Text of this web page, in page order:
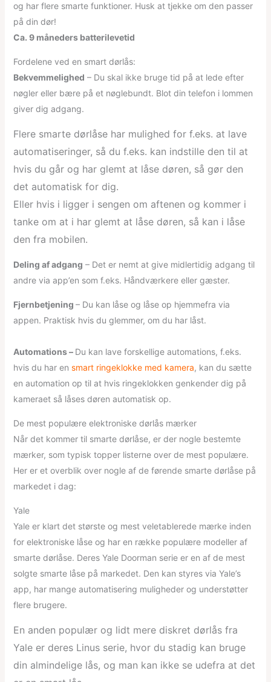
og har flere smarte funktioner. Husk at tjekke om den passer
på din dør!
Ca. 9 måneders batterilevetid
Fordelene ved en smart dørlås:
Bekvemmelighed – Du skal ikke bruge tid på at lede efter
nøgler eller bære på et nøglebundt. Blot din telefon i lommen
giver dig adgang.
Flere smarte dørlåse har mulighed for f.eks. at lave
automatiseringer, så du f.eks. kan indstille den til at
hvis du går og har glemt at låse døren, så gør den
det automatisk for dig.
Eller hvis i ligger i sengen om aftenen og kommer i
tanke om at i har glemt at låse døren, så kan i låse
den fra mobilen.
Deling af adgang – Det er nemt at give midlertidig adgang til
andre via app’en som f.eks. Håndværkere eller gæster.
Fjernbetjening – Du kan låse og låse op hjemmefra via
appen. Praktisk hvis du glemmer, om du har låst.
Automations – Du kan lave forskellige automations, f.eks.
hvis du har en smart ringeklokke med kamera, kan du sætte
en automation op til at hvis ringeklokken genkender dig på
kameraet så låses døren automatisk op.
De mest populære elektroniske dørlås mærker
Når det kommer til smarte dørlåse, er der nogle bestemte
mærker, som typisk topper listerne over de mest populære.
Her er et overblik over nogle af de førende smarte dørlåse på
markedet i dag:
Yale
Yale er klart det største og mest veletablerede mærke inden
for elektroniske låse og har en række populære modeller af
smarte dørlåse. Deres Yale Doorman serie er en af de mest
solgte smarte låse på markedet. Den kan styres via Yale’s
app, har mange automatisering muligheder og understøtter
flere brugere.
En anden populær og lidt mere diskret dørlås fra
Yale er deres Linus serie, hvor du stadig kan bruge
din almindelige lås, og man kan ikke se udefra at det